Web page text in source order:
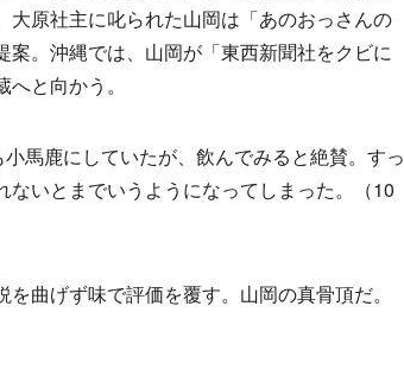
原社主に叱られた山岡は「あのおっさんの
。沖縄では、山岡が「東西新聞社をクビに
と向かう。
馬鹿にしていたが、飲んでみると絶賛。すっ
いとまでいうようになってしまった。（10
曲げず味で評価を覆す。山岡の真骨頂だ。